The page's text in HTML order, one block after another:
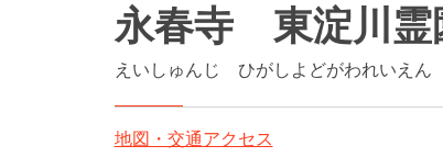
永春寺 東淀川霊
えいしゅんじ ひがしよどがわれいえん
地図・交通アクセス